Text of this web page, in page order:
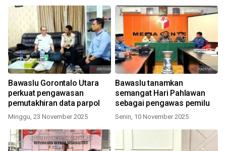
Bawaslu Gorontalo Utara
perkuat pengawasan
pemutakhiran data parpol
Minggu, 23 November 2025
Bawaslu tanamkan
semangat Hari Pahlawan
sebagai pengawas pemilu
Senin, 10 November 2025